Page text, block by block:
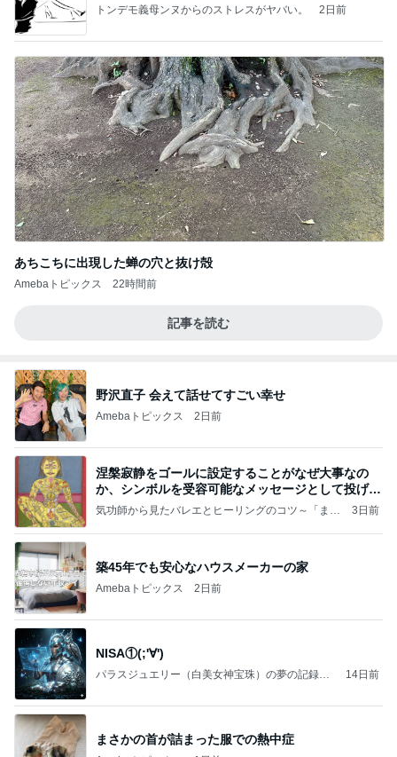
トンデモ義母ンヌからのストレスがヤバい。 2日前
あちこちに出現した蝉の穴と抜け殻
Amebaトピックス 22時間前
記事を読む
野沢直子 会えて話せてすごい幸せ
Amebaトピックス 2日前
涅槃寂静をゴールに設定することがなぜ大事なの
か、シンボルを受容可能なメッセージとして投げる
ことが
気功師から見たバレエとヒーリングのコツ～「まと
3日前
築45年でも安心なハウスメーカーの家
Amebaトピックス 2日前
NISA①(;'∀')
パラスジュエリー（白美女神宝珠）の夢の記録
14日前
まさかの首が詰まった服での熱中症